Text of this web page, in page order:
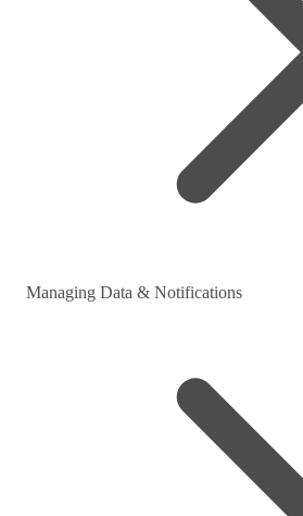
Managing Data & Notifications